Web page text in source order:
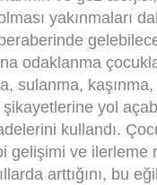
yakınmaları
odaklanma
sulanma,
şikayetlerine yol
kullandı.
gelişimi ve ilerleme
arttığını, bu